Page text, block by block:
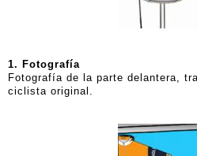
1. Fotografía
Fotografía de la parte delantera,
ciclista original.ﾠ